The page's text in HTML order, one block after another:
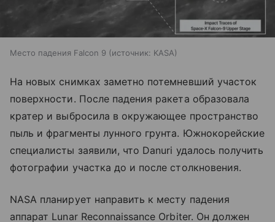
Место падения Falcon 9 источник: KASA
На новых снимках заметно потемневший участок
поверхности. После падения ракета образовала
кратер и выбросила в окружающее пространство
пыль и фрагменты лунного грунта. Южнокорейские
специалисты заявили, что Danuri удалось получить
фотографии участка до и после столкновения.
NASA планирует направить к месту падения
аппарат Lunar Reconnaissance Orbiter. Он должен